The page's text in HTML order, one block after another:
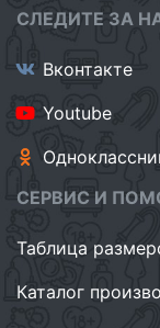
СЛЕДИТЕ ЗА
Вконтакте
Youtube
СЕРВИС И
Таблица
Каталог